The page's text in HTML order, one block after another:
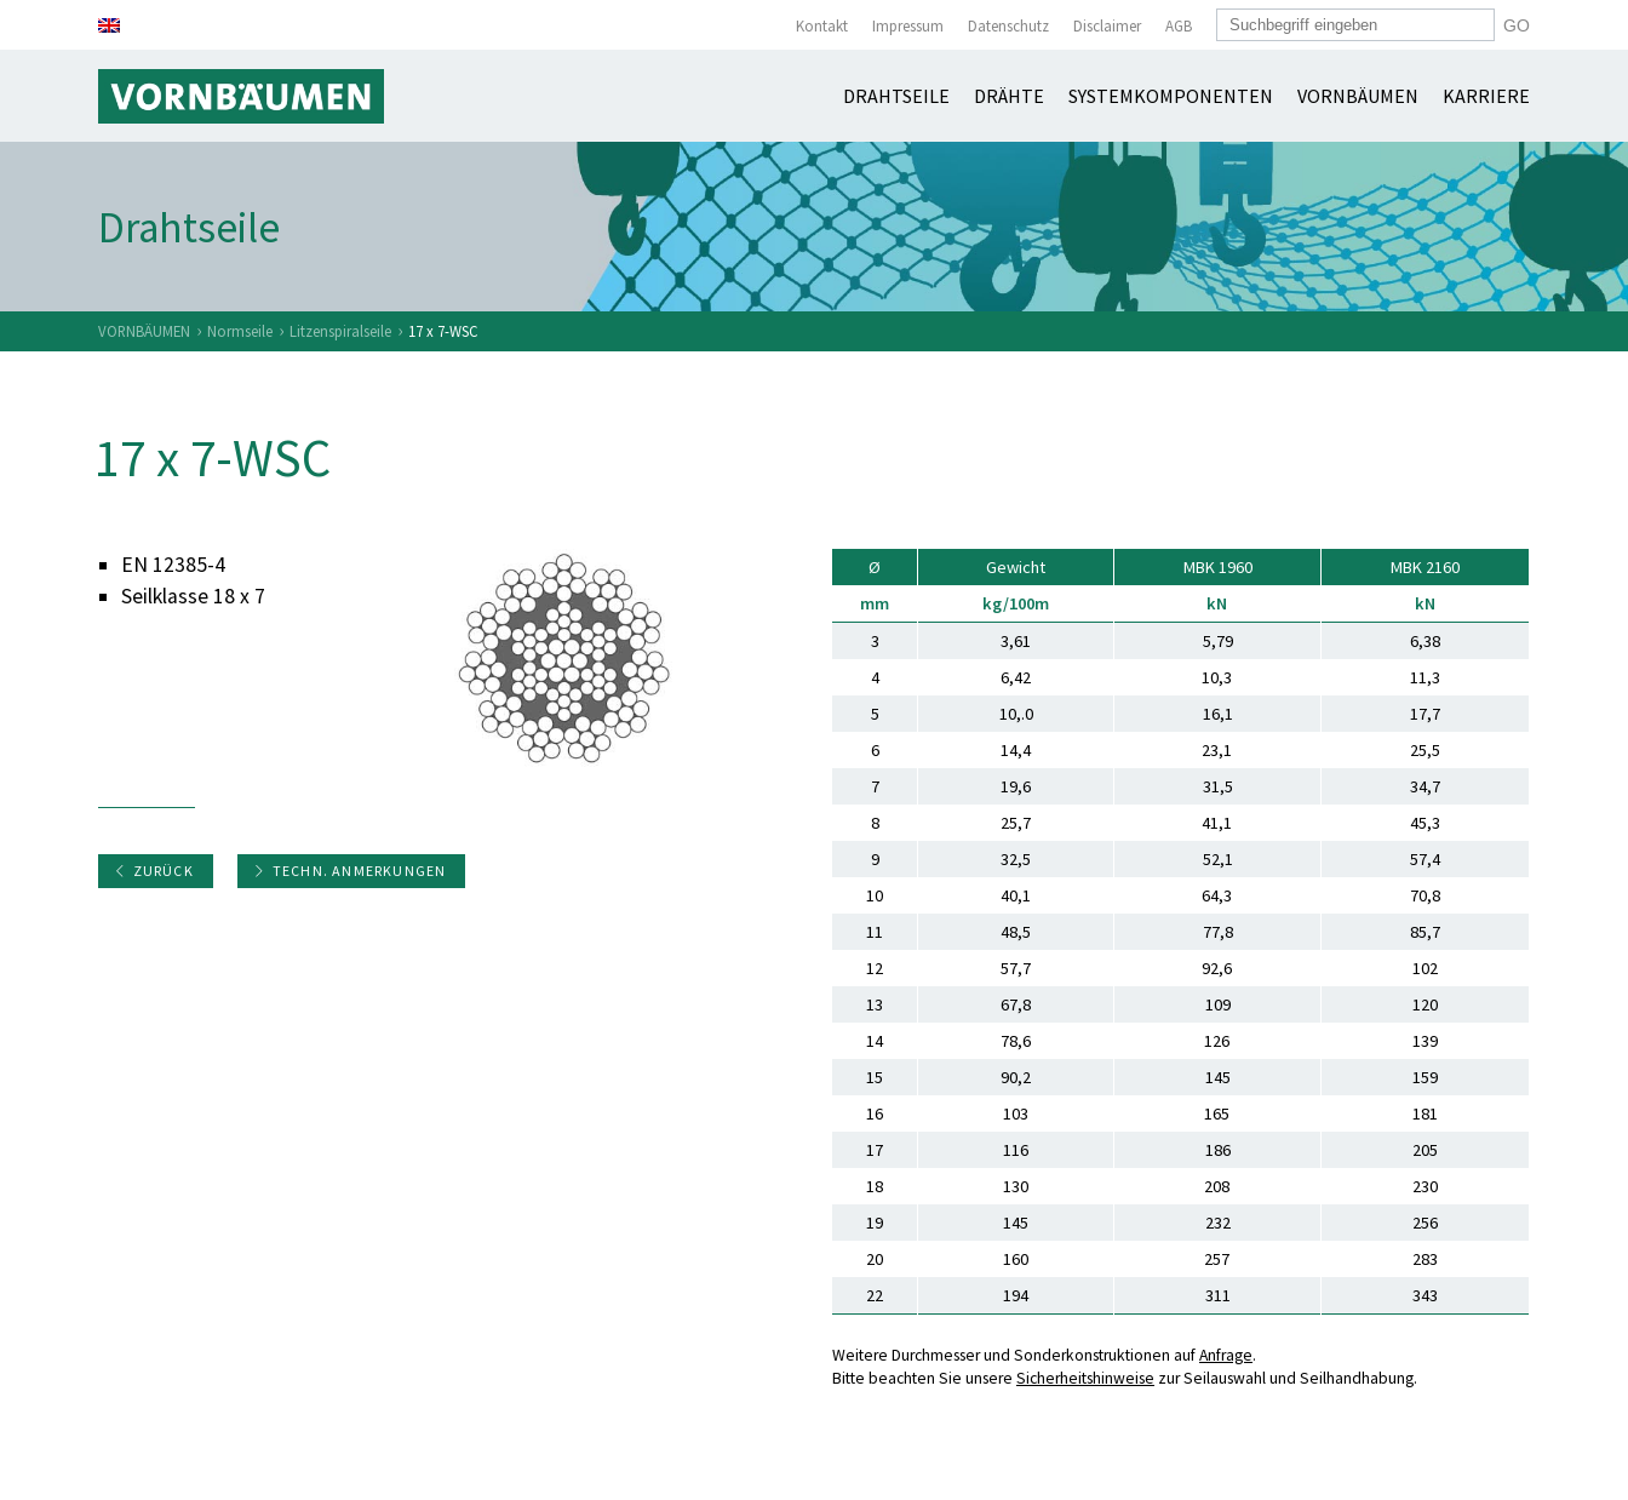
Kontakt Impressum Datenschutz Disclaimer AGB
DRAHTSEILE DRÄHTE SYSTEMKOMPONENTEN VORNBÄUMEN KARRIERE
Drahtseile
VORNBÄUMEN › Normseile › Litzenspiralseile › 17 x 7-WSC
17 x 7-WSC
EN 12385-4
Seilklasse 18 x 7
ZURÜCK TECHN. ANMERKUNGEN
Ø Gewicht MBK 1960
MBK 2160
mm
kg/100m kN
kN
3
3,61 5,79
6,38
4
6,42 10,3
11,3
5
10,.0 16,1
17,7
6
14,4 23,1
25,5
7
19,6 31,5
34,7
8
25,7 41,1
45,3
9
32,5 52,1
57,4
10
40,1 64,3
70,8
11
48,5 77,8
85,7
12
57,7 92,6
102
13
67,8 109
120
14
78,6 126
139
15
90,2 145
159
16
103 165
181
17
116 186
205
18
130 208
230
19
145 232
256
20
160 257
283
22
194 311 343
Weitere Durchmesser und Sonderkonstruktionen aufAnfrage.
Bitte beachten Sie unsere Sicherheitshinweise zur Seilauswahl und Seilhandhabung.